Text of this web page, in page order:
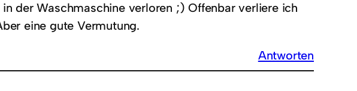
der Waschmaschine verloren ;) Offenbar verliere ich
eine gute Vermutung.
Antworten